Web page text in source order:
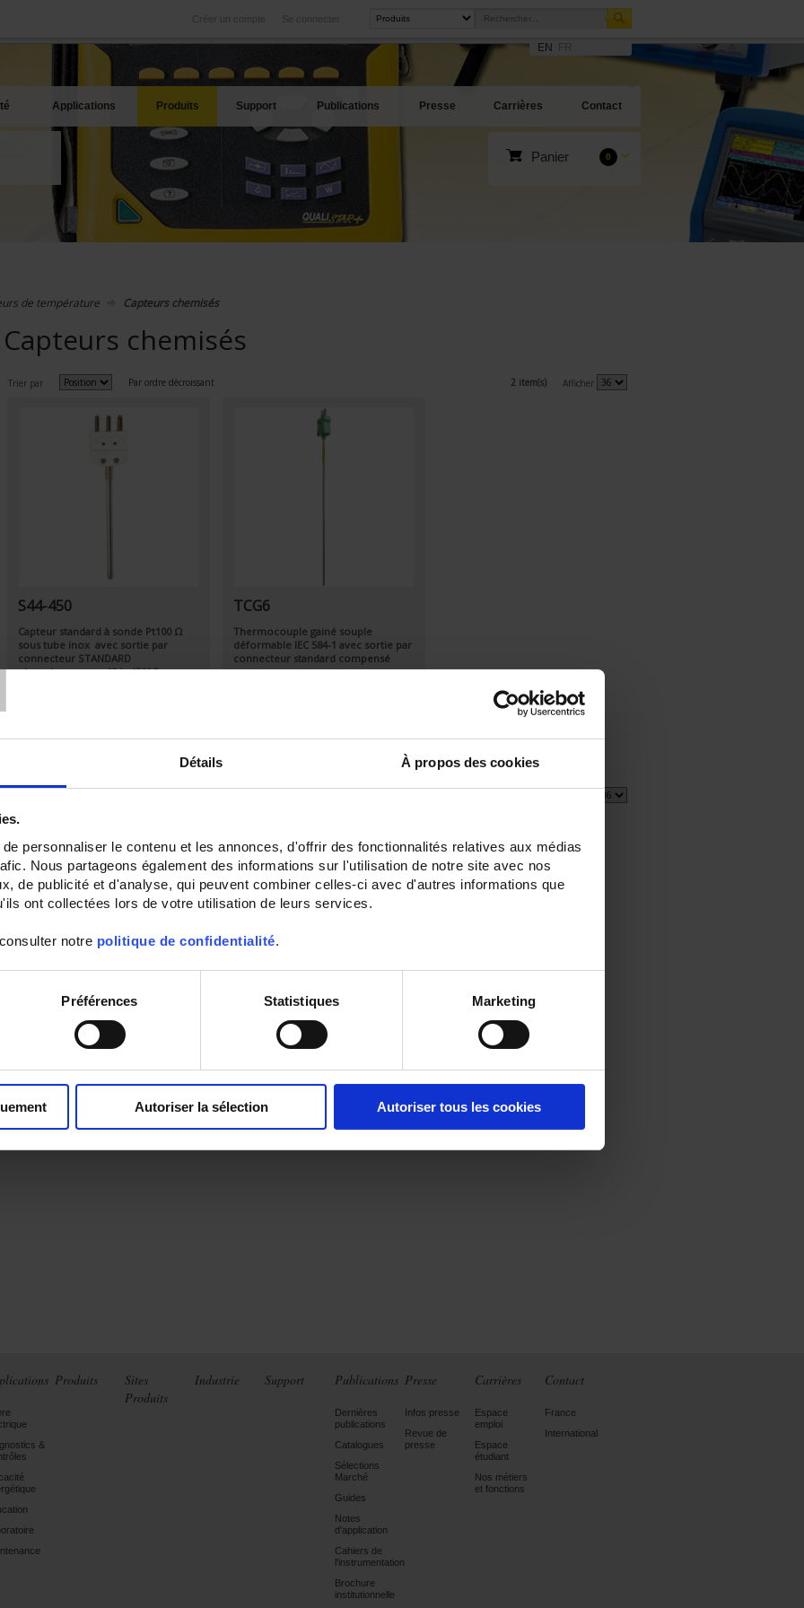
Détails À propos des cookies
personnaliser le contenu et les annonces, d'offrir des fonctionnalités relatives aux médias
Nous partageons également des informations sur l'utilisation de notre site avec nos
de publicité et d'analyse, qui peuvent combiner celles-ci avec d'autres informations que
ont collectées lors de votre utilisation de leurs services.
notre politique de confidentialité.
Préférences Statistiques Marketing
Autoriser la sélection Autoriser tous les cookies
Se connecter
Créer un compte
International
Nos filiales à l'étranger
Nos meilleures offres
EN
Applications Produits Support Publications Presse Carrières Contact
Panier 0
de température Capteurs chemisés
Capteurs chemisés
Trier par Par ordre décroissant 2 item(s) Afficher
S44-450
Capteur standard à sonde Pt100 Ω
sous tube inox avec sortie par
connecteur STANDARD
plage de mesure -40 à 450°C
TCG6
Thermocouple gainé souple
déformable IEC 584-1 avec sortie par
connecteur standard compensé
&
Produits
Sites
Produits
Industrie Support Publications
Dernières
publications
Catalogues
Sélections
Marché
Guides
Notes
d'application
Cahiers de
l'instrumentation
Brochure
institutionnelle
Presse
Infos presse
Revue de
presse
Carrières
Espace
emploi
Espace
étudiant
Nos métiers
et fonctions
Contact
France
International